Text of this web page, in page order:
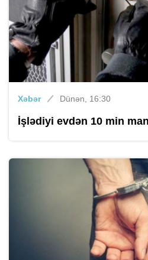
Xəbər Dünən, 16:30
İşlədiyi evdən 10 min